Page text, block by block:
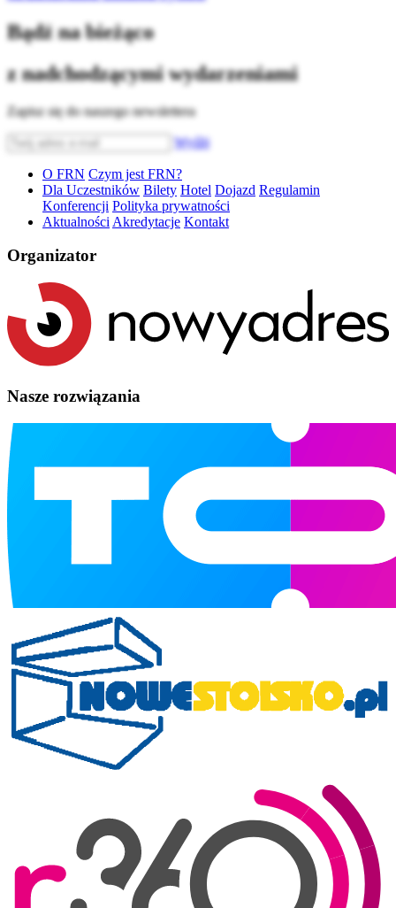
Bądź na bieżąco
z nadchodzącymi wydarzeniami
Zapisz się do naszego newslettera
Wyślij
O FRN Czym jest FRN?
Dla Uczestników Bilety Hotel Dojazd Regulamin
Konferencji Polityka prywatności
Aktualności Akredytacje Kontakt
Organizator
Nasze rozwiązania